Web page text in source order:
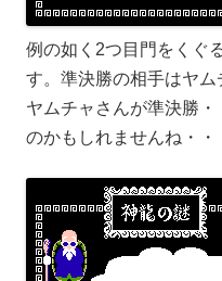
例の如く2つ目門をくぐ
す。準決勝の相手はヤム
ヤムチャさんが準決勝
のかもしれませんね・・